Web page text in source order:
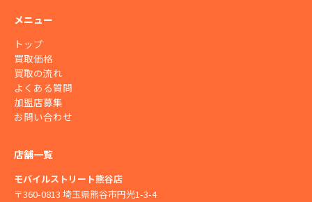
メニュー
トップ
買取価格
買取の流れ
よくある質問
加盟店募集
お問い合わせ
店舗一覧
モバイルストリート熊谷店
〒360-0813 埼玉県熊谷市円光1-3-4